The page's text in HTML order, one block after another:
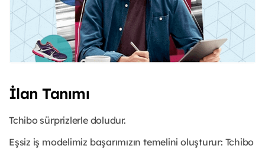
İlan Tanımı
Tchibo sürprizlerle doludur.
Eşsiz iş modelimiz başarımızın temelini oluşturur: Tchibo